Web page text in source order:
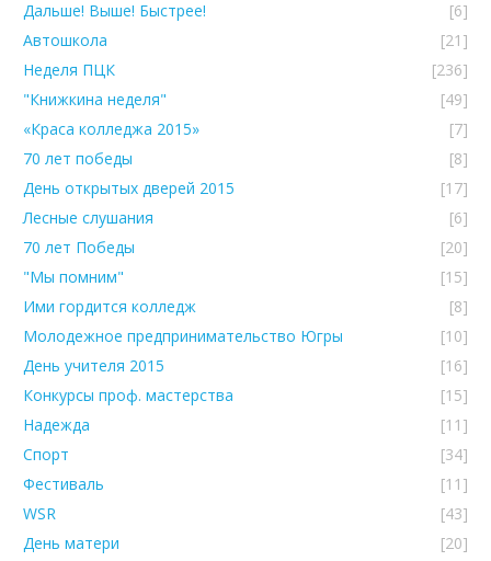
Дальше! Выше! Быстрее!
[6]
Автошкола
[21]
Неделя ПЦК
[236]
"Книжкина неделя"
[49]
«Краса колледжа 2015»
[7]
70 лет победы
[8]
День открытых дверей 2015
[17]
Лесные слушания
[6]
70 лет Победы
[20]
"Мы помним"
[15]
Ими гордится колледж
[8]
Молодежное предпринимательство Югры
[10]
День учителя 2015
[16]
Конкурсы проф. мастерства
[15]
Надежда
[11]
Спорт
[34]
Фестиваль
[11]
WSR
[43]
День матери
[20]